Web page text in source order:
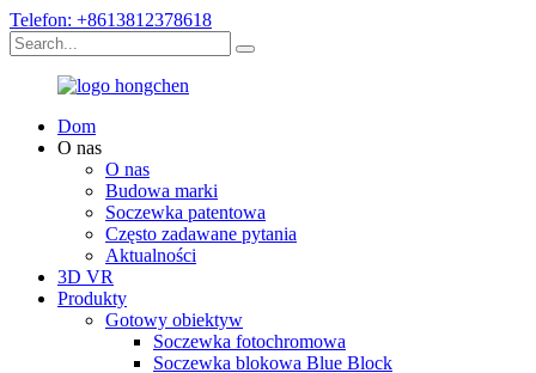
Telefon: +8613812378618
Dom
O nas
O nas
Budowa marki
Soczewka patentowa
Często zadawane pytania
Aktualności
3D VR
Produkty
Gotowy obiektyw
Soczewka fotochromowa
Soczewka blokowa Blue Block